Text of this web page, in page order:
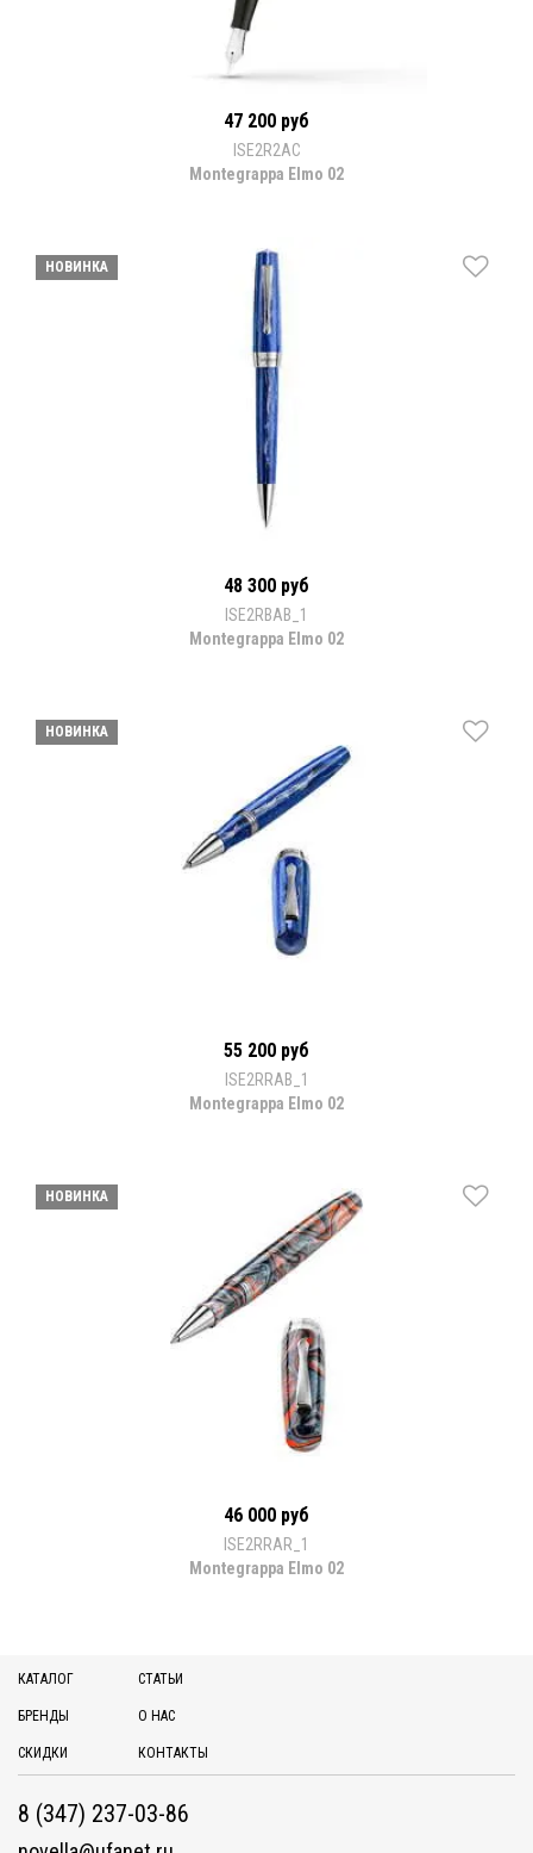
47 200 руб
ISE2R2AC
Montegrappa Elmo 02
НОВИНКА
48 300 руб
ISE2RBAB_1
Montegrappa Elmo 02
НОВИНКА
55 200 руб
ISE2RRAB_1
Montegrappa Elmo 02
НОВИНКА
46 000 руб
ISE2RRAR_1
Montegrappa Elmo 02
КАТАЛОГ
БРЕНДЫ
СКИДКИ
СТАТЬИ
О НАС
КОНТАКТЫ
8 (347) 237-03-86